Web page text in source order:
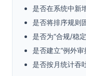
是否在系统中新
是否将排序规则
是否为“合规/稳
是否建立“例外审
是否按月统计吞